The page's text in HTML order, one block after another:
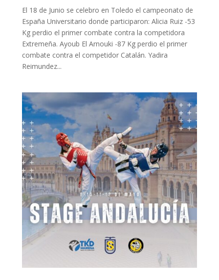
El 18 de Junio se celebro en Toledo el campeonato de
España Universitario donde participaron: Alicia Ruiz -53
Kg perdio el primer combate contra la competidora
Extremeña. Ayoub El Arnouki -87 Kg perdio el primer
combate contra el competidor Catalán. Yadira
Reimundez...